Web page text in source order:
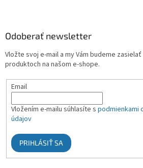
Odoberať newsletter
Vložte svoj e-mail a my Vám budeme
produktoch na našom e-shope.
Email
Vložením e-mailu súhlasíte s podmienkami
údajov
PRIHLÁSIŤ SA